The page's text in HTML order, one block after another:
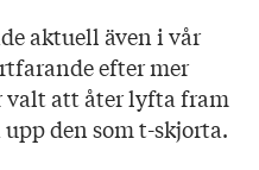
aktuell även i vår
efter mer
valt att åter lyfta fram
den som t-skjorta.